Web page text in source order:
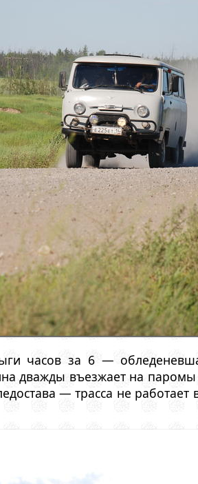
часов за 6 —
дважды въезжает на
— трасса не